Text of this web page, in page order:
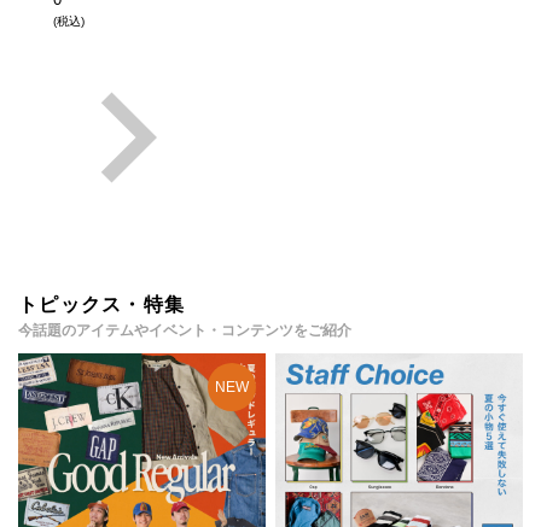
(税込)
トピックス・特集
今話題のアイテムやイベント・コンテンツをご紹介